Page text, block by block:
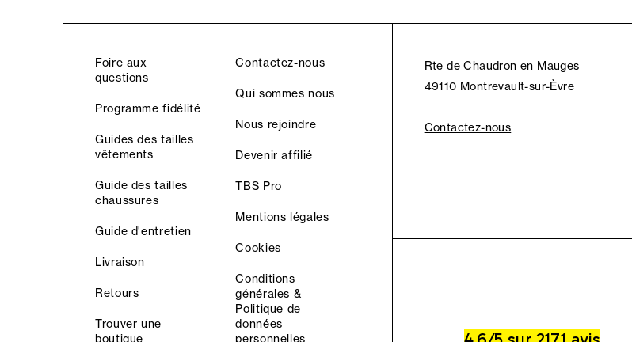
Foire aux
questions
Programme fidélité
Guides des tailles
vêtements
Guide des tailles
chaussures
Guide d'entretien
Livraison
Retours
Trouver une
boutique
Contactez-nous
Qui sommes nous
Nous rejoindre
Devenir affilié
TBS Pro
Mentions légales
Cookies
Conditions
générales &
Politique de
données
personnelles
Rte de Chaudron en Mauges
49110 Montrevault-sur-Èvre
Contactez-nous